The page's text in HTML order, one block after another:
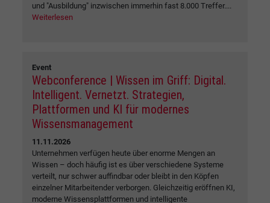
und "Ausbildung" inzwischen immerhin fast 8.000 Treffer....
Weiterlesen
Event
Webconference | Wissen im Griff: Digital.
Intelligent. Vernetzt. Strategien,
Plattformen und KI für modernes
Wissensmanagement
11.11.2026
Unternehmen verfügen heute über enorme Mengen an
Wissen – doch häufig ist es über verschiedene Systeme
verteilt, nur schwer auffindbar oder bleibt in den Köpfen
einzelner Mitarbeitender verborgen. Gleichzeitig eröffnen KI,
moderne Wissensplattformen und intelligente